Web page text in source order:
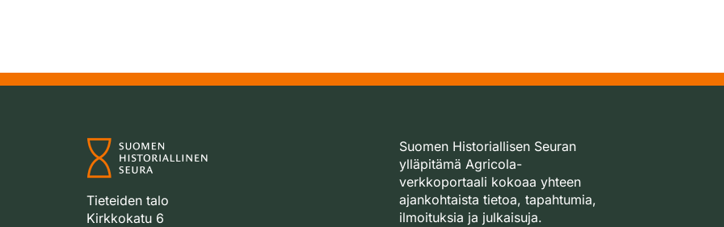
Tieteiden talo
Kirkkokatu 6
Suomen Historiallisen Seuran
ylläpitämä Agricola-
verkkoportaali kokoaa yhteen
ajankohtaista tietoa, tapahtumia,
ilmoituksia ja julkaisuja.